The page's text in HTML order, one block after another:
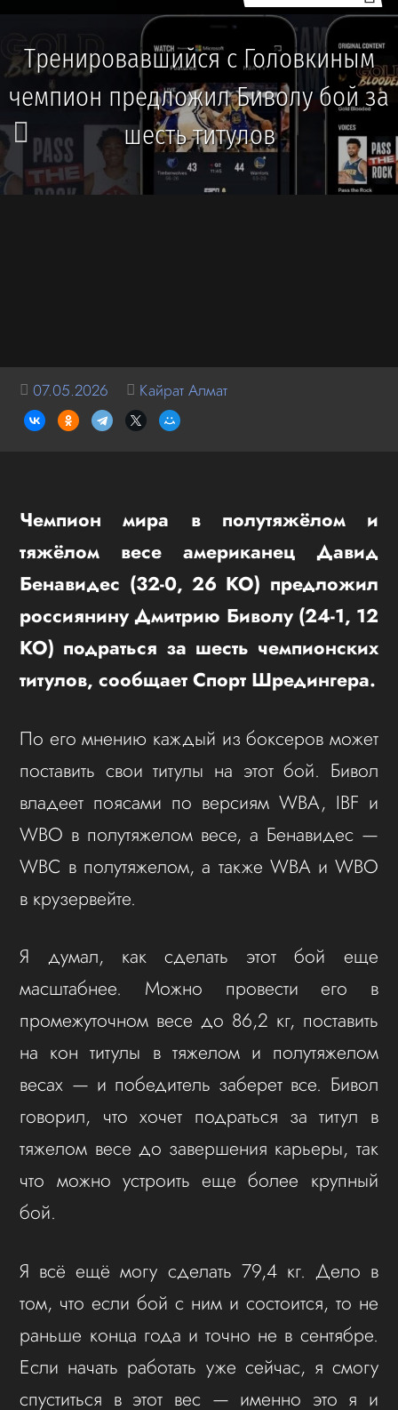
Тренировавшийся с Головкиным
чемпион предложил Биволу бой за
шесть титулов
07.05.2026 Кайрат Алмат
Чемпион мира в полутяжёлом и
тяжёлом весе американец Давид
Бенавидес (32-0, 26 КО) предложил
россиянину Дмитрию Биволу (24-1, 12
КО) подраться за шесть чемпионских
титулов, сообщает Спорт Шредингера.
По его мнению каждый из боксеров может
поставить свои титулы на этот бой. Бивол
владеет поясами по версиям WBA, IBF и
WBO в полутяжелом весе, а Бенавидес —
WBC в полутяжелом, а также WBA и WBO
в крузервейте.
Я думал, как сделать этот бой еще
масштабнее. Можно провести его в
промежуточном весе до 86,2 кг, поставить
на кон титулы в тяжелом и полутяжелом
весах — и победитель заберет все. Бивол
говорил, что хочет подраться за титул в
тяжелом весе до завершения карьеры, так
что можно устроить еще более крупный
бой.
Я всё ещё могу сделать 79,4 кг. Дело в
том, что если бой с ним и состоится, то не
раньше конца года и точно не в сентябре.
Если начать работать уже сейчас, я смогу
спуститься в этот вес — именно это я и